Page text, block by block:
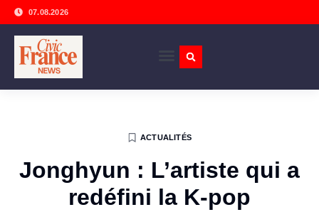
07.08.2026
ACTUALITÉS
Jonghyun : L’artiste qui a
redéfini la K-pop